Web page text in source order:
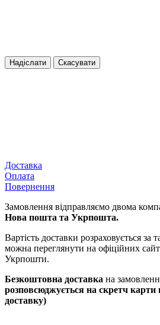
Надіслати Скасувати
Доставка
Оплата
Повернення
Замовлення відправляємо двома
Нова пошта та Укрпошта.
Вартість доставки розраховується за
можна переглянути на офіційних
Укрпошти.
Безкоштовна доставка на
розповсюджується на скретч
доставку)